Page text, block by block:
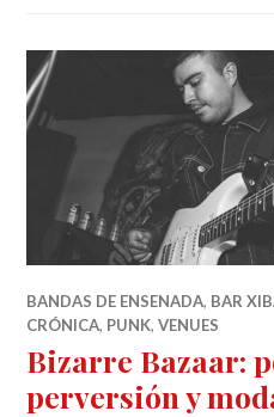
BANDAS DE ENSENADA, BAR
CRÓNICA, PUNK,VENUES
Bizarre Bazaar:
perversión y